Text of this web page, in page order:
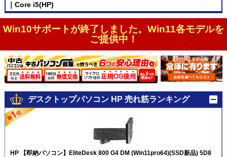
｜Core i5(HP)
Win10サポートが終了しました。Win11各モデルを
ご提供中！
デスクトップパソコン HP 売れ筋ランキング
HP 【即納パソコン】EliteDesk 800 G4 DM (Win11pro64)(SSD新品) 5D8